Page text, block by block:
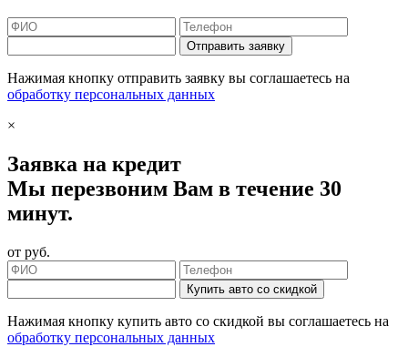
Отправить заявку
Нажимая кнопку отправить заявку вы соглашаетесь на
обработку персональных данных
×
Заявка на кредит
Мы перезвоним Вам в течение 30
минут.
от руб.
Купить авто со скидкой
Нажимая кнопку купить авто со скидкой вы соглашаетесь на
обработку персональных данных